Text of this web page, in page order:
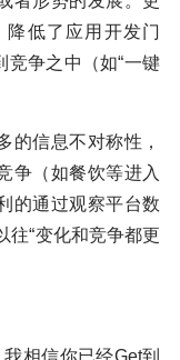
低了应用开发门
竞争之中（如“一键
的信息不对称性，
争（如餐饮等进入
的通过观察平台数
往“变化和竞争都更
相信你已经Get到